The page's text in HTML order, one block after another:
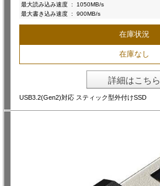
最大読み込み速度 :
1050MB/s
最大書き込み速度 : 900MB/s
在庫状況
在庫なし
詳細はこちら
USB3.2(Gen2)対応 スティック型外付けSSD